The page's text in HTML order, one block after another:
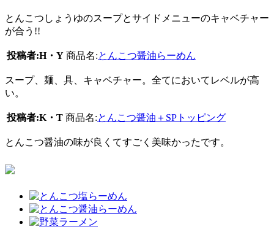
とんこつしょうゆのスープとサイドメニューのキャベチャー
が合う!!
投稿者:H・Y 商品名:とんこつ醤油らーめん
スープ、麺、具、キャベチャー。全てにおいてレベルが高
い。
投稿者:K・T 商品名:とんこつ醤油＋SPトッピング
とんこつ醤油の味が良くてすごく美味かったです。